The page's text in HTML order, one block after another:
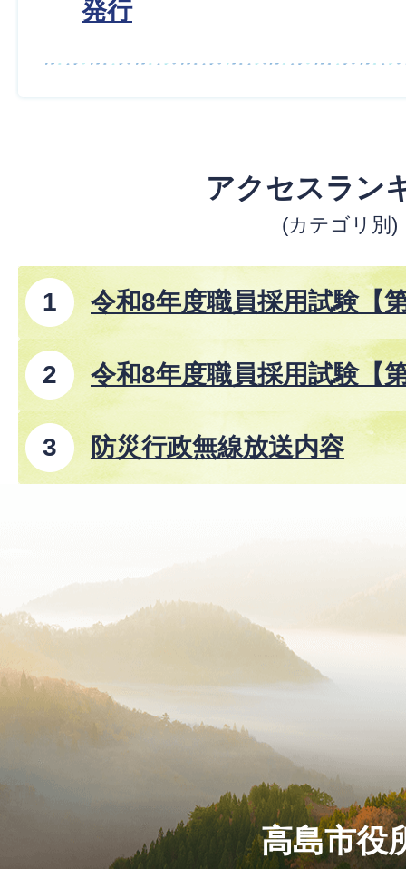
発行
アクセスラン
(カテゴリ別)
令和8年度職員採用試験【
令和8年度職員採用試験【
防災行政無線放送内容
高島市役